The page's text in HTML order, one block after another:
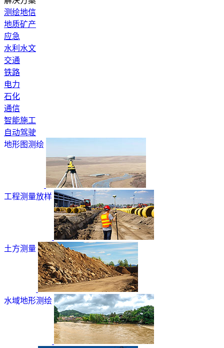
测绘地信
地质矿产
应急
水利水文
交通
铁路
电力
石化
通信
智能施工
自动驾驶
地形图测绘
工程测量放样
土方测量
水域地形测绘